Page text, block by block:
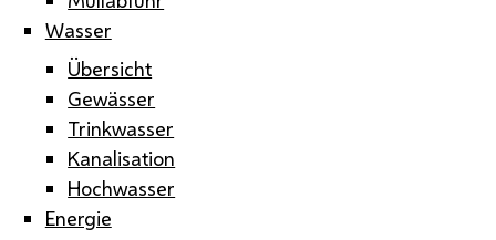
Wasser
Übersicht
Gewässer
Trinkwasser
Kanalisation
Hochwasser
Energie